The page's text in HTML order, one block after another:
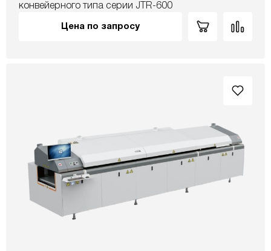
конвейерного типа серии JTR-600
Цена по запросу